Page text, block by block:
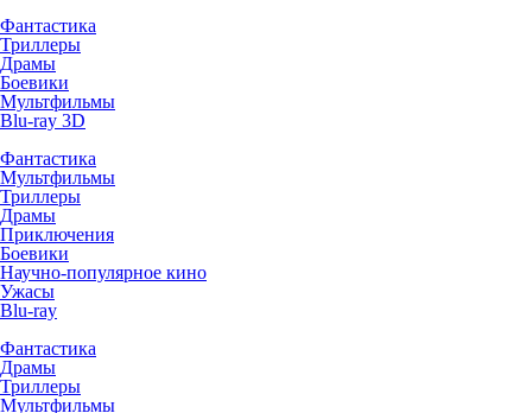
Фантастика
Триллеры
Драмы
Боевики
Мультфильмы
Blu-ray 3D
Фантастика
Мультфильмы
Триллеры
Драмы
Приключения
Боевики
Научно-популярное кино
Ужасы
Blu-ray
Фантастика
Драмы
Триллеры
Мультфильмы